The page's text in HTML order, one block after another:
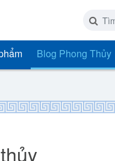
Blog Phong Thủy